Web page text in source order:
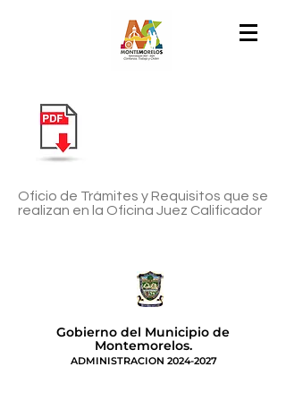
Oficio de Trámites y Requisitos que se
realizan en la Oficina Juez Calificador
Gobierno del Municipio de
Montemorelos.
ADMINISTRACION 2024-2027